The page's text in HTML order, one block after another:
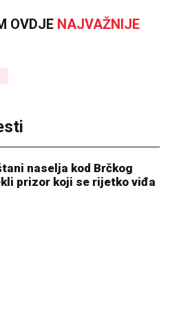
OVDJE NAJVAŽNIJE
naselja kod Brčkog
prizor koji se rijetko viđa